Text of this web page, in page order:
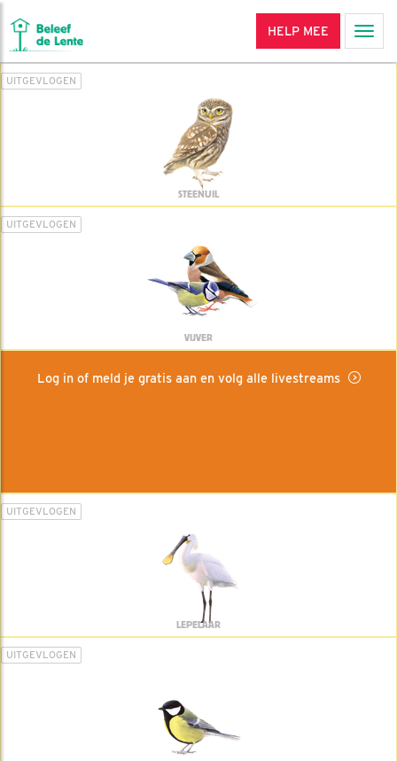
HELP MEE
UITGEVLOGEN
STEENUIL
UITGEVLOGEN
VIJVER
Log in of meld je gratis aan en volg alle livestreams
UITGEVLOGEN
LEPELAAR
UITGEVLOGEN